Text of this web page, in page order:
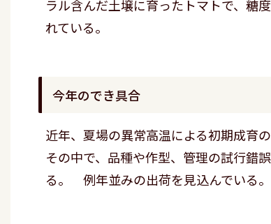
ラル含んだ土壌に育ったトマトで、糖
れている。
今年のでき具合
近年、夏場の異常高温による初期成育
その中で、品種や作型、管理の試行錯
る。 例年並みの出荷を見込んでいる。